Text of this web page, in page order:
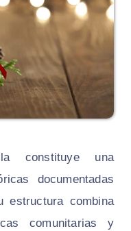
constituye una
documentadas
estructura combina
comunitarias y